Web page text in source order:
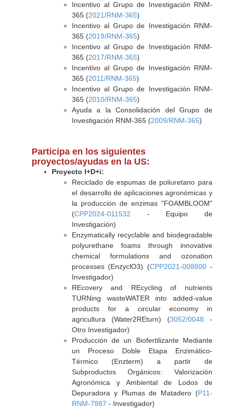
Incentivo al Grupo de Investigación RNM-
365 (2021/RNM-365)
Incentivo al Grupo de Investigación RNM-
365 (2019/RNM-365)
Incentivo al Grupo de Investigación RNM-
365 (2017/RNM-365)
Incentivo al Grupo de Investigación RNM-
365 (2011/RNM-365)
Incentivo al Grupo de Investigación RNM-
365 (2010/RNM-365)
Ayuda a la Consolidación del Grupo de
Investigación RNM-365 (2009/RNM-365)
Participa en los siguientes
proyectos/ayudas en la US:
Proyecto I+D+i:
Reciclado de espumas de poliuretano para
el desarrollo de aplicaciones agronómicas y
la producción de enzimas "FOAMBLOOM"
(CPP2024-011532 - Equipo de
Investigación)
Enzymatically recyclable and biodegradable
polyurethane foams through innovative
chemical formulations and ozonation
processes (EnzyclO3) (CPP2021-008800-
Investigador)
REcovery and REcycling of nutrients
TURNing wasteWATER into added-value
products for a circular economy in
agricultura (Water2REturn) (3052/0048 -
Otro Investigador)
Producción de un Biofertilizante Mediante
un Proceso Doble Etapa Enzimático-
Térmico (Enzterm) a partir de
Subproductos Orgánicos: Valorización
Agronómica y Ambiental de Lodos de
Depuradora y Plumas de Matadero (P11-
RNM-7887 - Investigador)